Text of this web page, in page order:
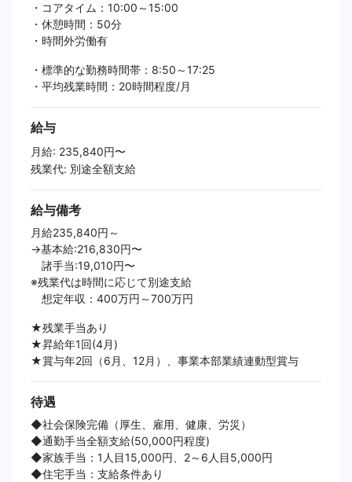
・コアタイム：10:00～15:00
・休憩時間：50分
・時間外労働有
・標準的な勤務時間帯：8:50～17:25
・平均残業時間：20時間程度/月
給与
月給: 235,840円〜
残業代: 別途全額支給
給与備考
月給235,840円～
→基本給:216,830円〜
諸手当:19,010円〜
※残業代は時間に応じて別途支給
想定年収：400万円～700万円
★残業手当あり
★昇給年1回(4月)
★賞与年2回（6月、12月）、事業本部業績連動型賞与
待遇
◆社会保険完備（厚生、雇用、健康、労災）
◆通勤手当全額支給(50,000円程度)
◆家族手当：1人目15,000円、2～6人目5,000円
◆住宅手当：支給条件あり